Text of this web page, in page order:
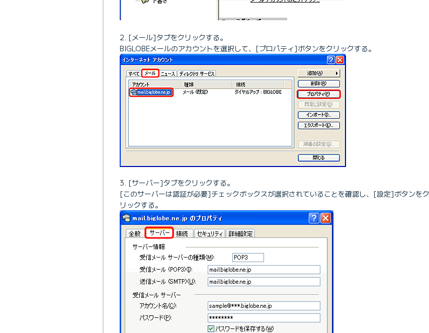
[メール]タブをクリックする。
BIGLOBEメールのアカウントを選択して、[プロパティ]ボタンをクリックする。
[サーバー]タブをクリックする。
[このサーバーは認証が必要]チェックボックスが選択されていることを確認し、[設定]ボタンをク
リックする。